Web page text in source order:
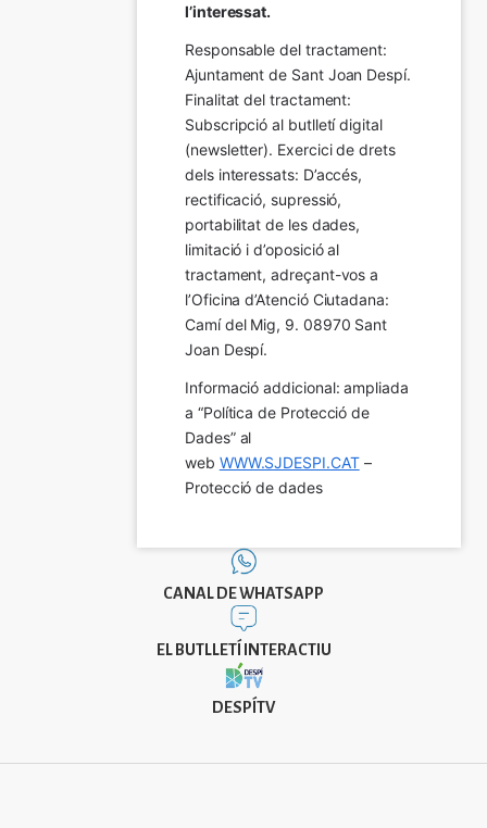
l’interessat.
Responsable del tractament:
Ajuntament de Sant Joan Despí.
Finalitat del tractament:
Subscripció al butlletí digital
(newsletter). Exercici de drets
dels interessats: D’accés,
rectificació, supressió,
portabilitat de les dades,
limitació i d’oposició al
tractament, adreçant-vos a
l’Oficina d’Atenció Ciutadana:
Camí del Mig, 9. 08970 Sant
Joan Despí.
Informació addicional: ampliada
a “Política de Protecció de
Dades” al
web WWW.SJDESPI.CAT –
Protecció de dades
CANAL DE WHATSAPP
EL BUTLLETÍ INTERACTIU
DESPÍTV